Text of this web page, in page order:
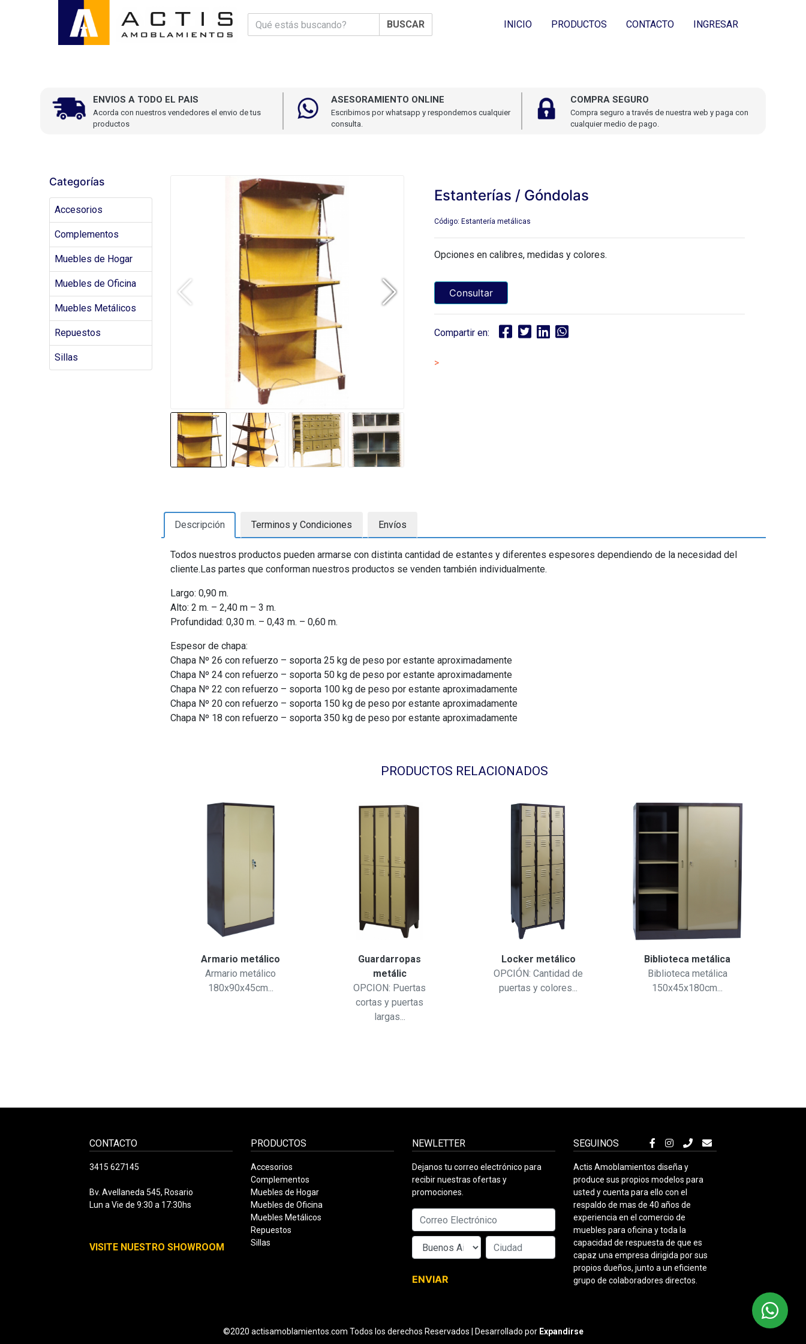
BUSCAR INICIO PRODUCTOS CONTACTO INGRESAR
ENVIOS A TODO EL PAIS
Acorda con nuestros vendedores el envio de tus
productos
ASESORAMIENTO ONLINE
Escribimos por whatsapp y respondemos cualquier
consulta.
COMPRA SEGURO
Compra seguro a través de nuestra web y paga con
cualquier medio de pago.
Categorías
Accesorios
Complementos
Muebles de Hogar
Muebles de Oficina
Muebles Metálicos
Repuestos
Sillas
Estanterías / Góndolas
Código: Estantería metálicas
Opciones en calibres, medidas y colores.
Consultar
Compartir en:
>
Descripción Terminos y Condiciones Envíos
Todos nuestros productos pueden armarse con distinta cantidad de estantes y diferentes espesores dependiendo de la necesidad del
cliente.Las partes que conforman nuestros productos se venden también individualmente.
Largo: 0,90 m.
Alto: 2 m. – 2,40 m – 3 m.
Profundidad: 0,30 m. – 0,43 m. – 0,60 m.
Espesor de chapa:
Chapa Nº 26 con refuerzo – soporta 25 kg de peso por estante aproximadamente
Chapa Nº 24 con refuerzo – soporta 50 kg de peso por estante aproximadamente
Chapa Nº 22 con refuerzo – soporta 100 kg de peso por estante aproximadamente
Chapa Nº 20 con refuerzo – soporta 150 kg de peso por estante aproximadamente
Chapa Nº 18 con refuerzo – soporta 350 kg de peso por estante aproximadamente
PRODUCTOS RELACIONADOS
Armario metálico
Armario metálico
180x90x45cm...
Guardarropas
metálic
OPCION: Puertas
cortas y puertas
largas...
Locker metálico
OPCIÓN: Cantidad de
puertas y colores...
Biblioteca metálica
Biblioteca metálica
150x45x180cm...
CONTACTO
3415 627145
Bv. Avellaneda 545, Rosario
Lun a Vie de 9:30 a 17:30hs
VISITE NUESTRO SHOWROOM
PRODUCTOS
Accesorios
Complementos
Muebles de Hogar
Muebles de Oficina
Muebles Metálicos
Repuestos
Sillas
NEWLETTER
Dejanos tu correo electrónico para
recibir nuestras ofertas y
promociones.
ENVIAR
SEGUINOS
Actis Amoblamientos diseña y
produce sus propios modelos para
usted y cuenta para ello con el
respaldo de mas de 40 años de
experiencia en el comercio de
muebles para oficina y toda la
capacidad de respuesta de que es
capaz una empresa dirigida por sus
propios dueños, junto a un eficiente
grupo de colaboradores directos.
©2020 actisamoblamientos.com Todos los derechos Reservados | Desarrollado por Expandirse